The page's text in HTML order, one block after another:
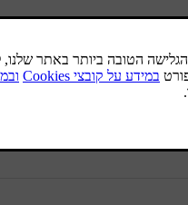
מצבי מראות הצד נשמרים
את מראות הצד לקיפול